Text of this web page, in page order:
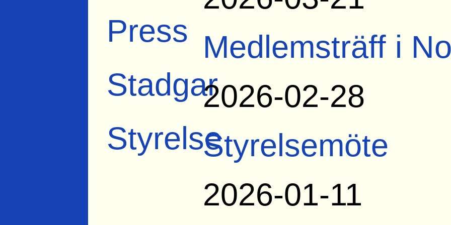
Press
Stadgar
Styrelse
Medlemsträff i
2026-02-28
Styrelsemöte
2026-01-11